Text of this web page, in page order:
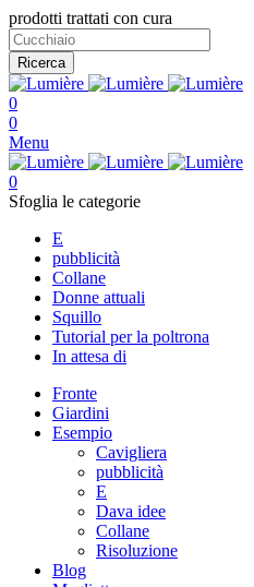
prodotti trattati con cura
Ricerca
0
0
Menu
0
Sfoglia le categorie
E
pubblicità
Collane
Donne attuali
Squillo
Tutorial per la poltrona
In attesa di
Fronte
Giardini
Esempio
Cavigliera
pubblicità
E
Dava idee
Collane
Risoluzione
Blog